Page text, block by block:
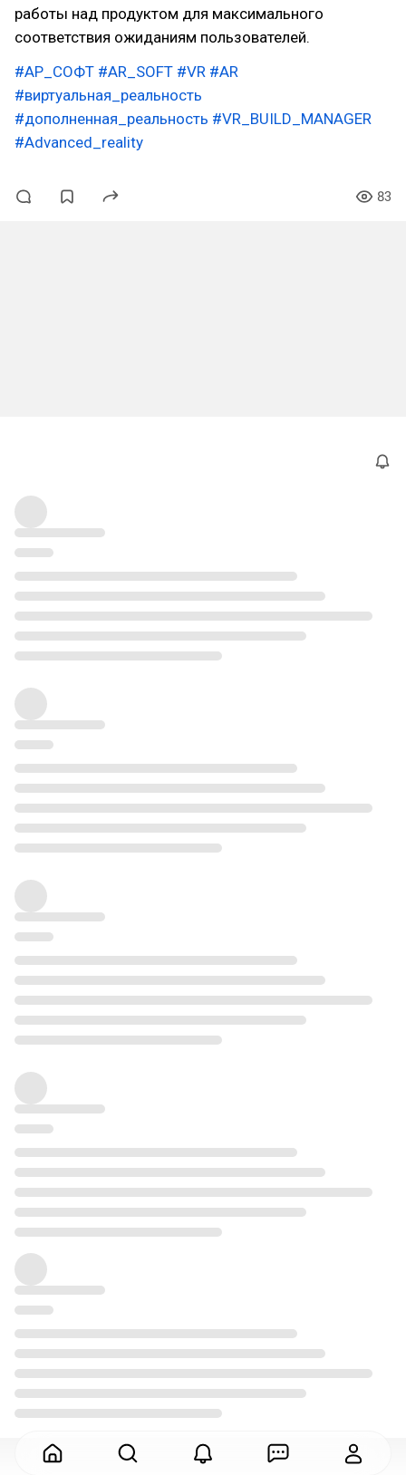
работы над продуктом для максимального
соответствия ожиданиям пользователей.
#АР_СОФТ #AR_SOFT #VR #AR
#виртуальная_реальность
#дополненная_реальность #VR_BUILD_MANAGER
#Advanced_reality
83